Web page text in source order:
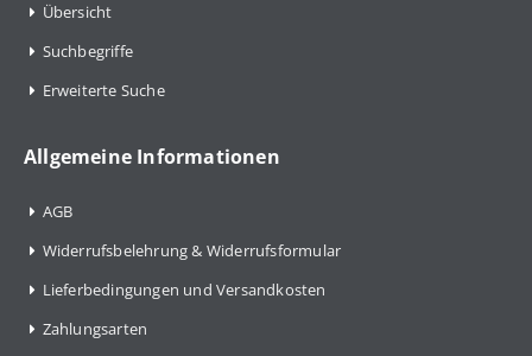
Übersicht
Suchbegriffe
Erweiterte Suche
Allgemeine Informationen
AGB
Widerrufsbelehrung & Widerrufsformular
Lieferbedingungen und Versandkosten
Zahlungsarten